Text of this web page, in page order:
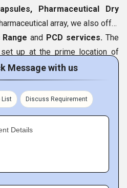
Pharmaceutical Dry
array, we also offer
and PCD services. The
up at the prime location of
from where we conduct our
other pharmaceutical solutions,
Message with us
List Discuss Requirement
Details